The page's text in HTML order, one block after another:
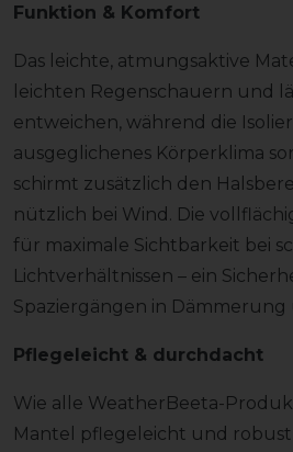
Funktion & Komfort
Das leichte, atmungsaktive
leichten Regenschauern und
entweichen, während die
ausgeglichenes Körperklima
schirmt zusätzlich den
nützlich bei Wind. Die
für maximale Sichtbarkeit bei
Lichtverhältnissen – ein
Spaziergängen in
Pflegeleicht & durchdacht
Wie alle WeatherBeeta-
Mantel pflegeleicht und